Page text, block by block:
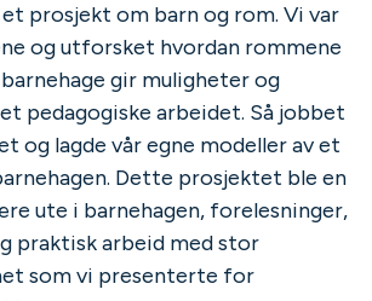
prosjekt om barn og rom. Vi var
og utforsket hvordan rommene
gir muligheter og
pedagogiske arbeidet. Så jobbet
og lagde vår egne modeller av et
Dette prosjektet ble en
ute i barnehagen, forelesninger,
praktisk arbeid med stor
som vi presenterte for